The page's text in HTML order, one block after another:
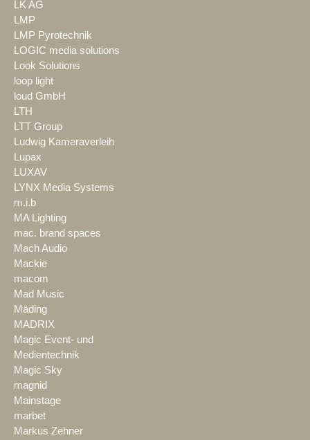
LK AG
LMP
LMP Pyrotechnik
LOGIC media solutions
Look Solutions
loop light
loud GmbH
LTH
LTT Group
Ludwig Kameraverleih
Lupax
LUXAV
LYNX Media Systems
m.i.b
MA Lighting
mac. brand spaces
Mach Audio
Mackie
macom
Mad Music
Mäding
MADRIX
Magic Event- und
Medientechnik
Magic Sky
magnid
Mainstage
marbet
Markus Zehner